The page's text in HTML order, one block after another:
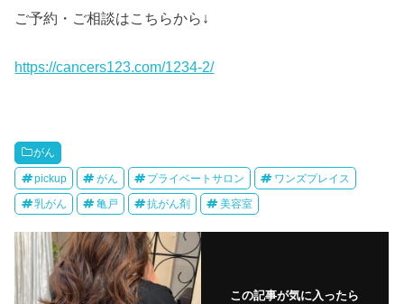
ご予約・ご相談はこちらから↓
https://cancers123.com/1234-2/
がん
pickup がん プライベートサロン ワンズプレイス
乳がん 亀戸 抗がん剤 美容室
この記事が気に入ったら